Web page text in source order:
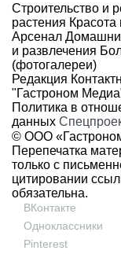
Строительство и
растения Красота
Арсенал
и развлечения
(фотогалереи)
Редакция
"Гастроном
Политика в
данных
© ООО
Перепечатка
только с
цитировании
обязательна.
ВКонтакте
Одноклассники
Pinterest